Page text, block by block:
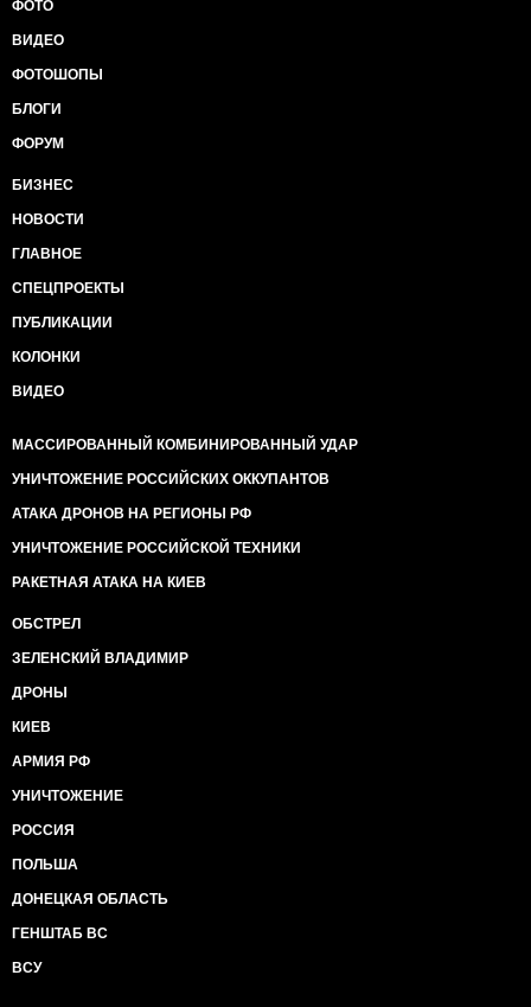
ФОТО
ВИДЕО
ФОТОШОПЫ
БЛОГИ
ФОРУМ
БИЗНЕС
НОВОСТИ
ГЛАВНОЕ
СПЕЦПРОЕКТЫ
ПУБЛИКАЦИИ
КОЛОНКИ
ВИДЕО
МАССИРОВАННЫЙ КОМБИНИРОВАННЫЙ УДАР
УНИЧТОЖЕНИЕ РОССИЙСКИХ ОККУПАНТОВ
АТАКА ДРОНОВ НА РЕГИОНЫ РФ
УНИЧТОЖЕНИЕ РОССИЙСКОЙ ТЕХНИКИ
РАКЕТНАЯ АТАКА НА КИЕВ
ОБСТРЕЛ
ЗЕЛЕНСКИЙ ВЛАДИМИР
ДРОНЫ
КИЕВ
АРМИЯ РФ
УНИЧТОЖЕНИЕ
РОССИЯ
ПОЛЬША
ДОНЕЦКАЯ ОБЛАСТЬ
ГЕНШТАБ ВС
ВСУ